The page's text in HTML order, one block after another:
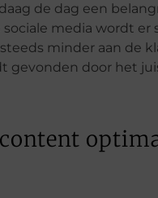
de dag een
media wordt
minder aan de
gevonden door het